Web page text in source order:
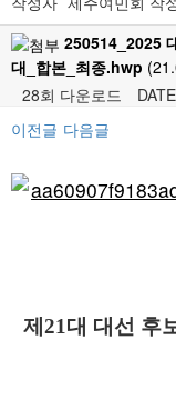
250514_2025
대_합본_최종.hwp
28회 다운로드
이전글 다음글
본문
제 21대 대선 후